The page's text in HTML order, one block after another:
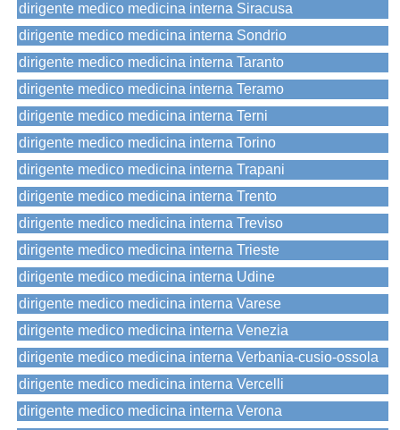
dirigente medico medicina interna Siracusa
dirigente medico medicina interna Sondrio
dirigente medico medicina interna Taranto
dirigente medico medicina interna Teramo
dirigente medico medicina interna Terni
dirigente medico medicina interna Torino
dirigente medico medicina interna Trapani
dirigente medico medicina interna Trento
dirigente medico medicina interna Treviso
dirigente medico medicina interna Trieste
dirigente medico medicina interna Udine
dirigente medico medicina interna Varese
dirigente medico medicina interna Venezia
dirigente medico medicina interna Verbania-cusio-ossola
dirigente medico medicina interna Vercelli
dirigente medico medicina interna Verona